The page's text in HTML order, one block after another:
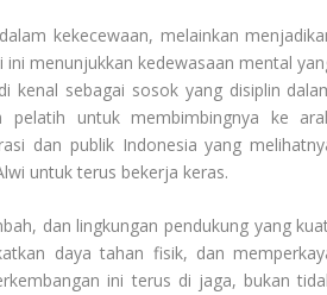
kekecewaan, melainkan
menunjukkan kedewasaan mental
kenal sebagai sosok yang disiplin
untuk membimbingnya ke
dan publik Indonesia yang
untuk terus bekerja keras.
dan lingkungan pendukung yang
daya tahan fisik, dan
ini terus di jaga, bukan